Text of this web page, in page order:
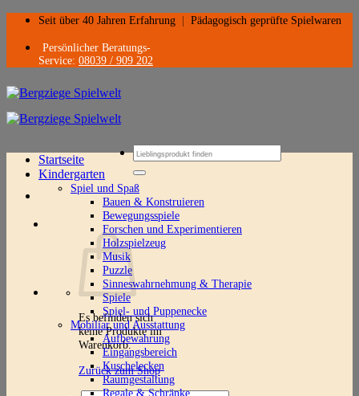
Zum
springen
Seit über 40 Jahren Erfahrung Pädagogisch geprüfte Spielwaren
Persönlicher Beratungs-
Service: 08039 / 909 202
Suchen
nach:
Es befinden sich
keine Produkte im
Warenkorb.
Zurück zum Shop
Startseite
Kindergarten
Spiel und Spaß
Bauen & Konstruieren
Bewegungsspiele
Forschen und Experimentieren
Holzspielzeug
Musik
Puzzle
Sinneswahrnehmung & Therapie
Spiele
Spiel- und Puppenecke
Mobiliar und Ausstattung
Aufbewahrung
Eingangsbereich
Kuschelecken
Raumgestaltung
Regale & Schränke